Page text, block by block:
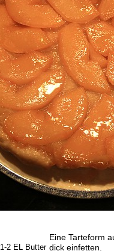
Eine Tarteform
1-2 EL Butter dick einfetten.